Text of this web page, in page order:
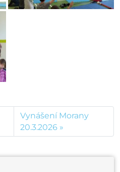
Vynášení Morany
20.3.2026